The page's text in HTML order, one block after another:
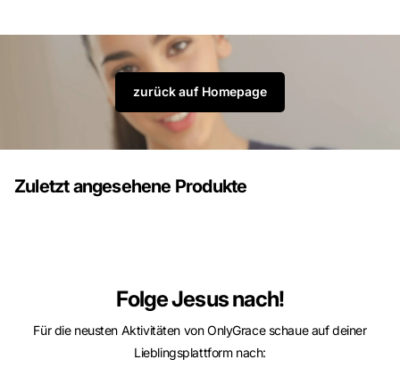
zurück auf Homepage
Zuletzt angesehene Produkte
Folge Jesus nach!
Für die neusten Aktivitäten von OnlyGrace schaue auf deiner
Lieblingsplattform nach: